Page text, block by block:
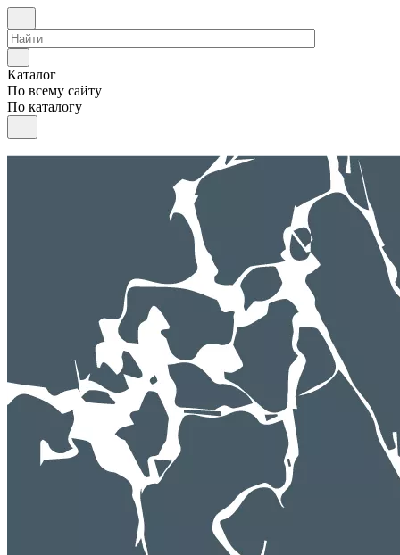
Каталог
По всему сайту
По каталогу